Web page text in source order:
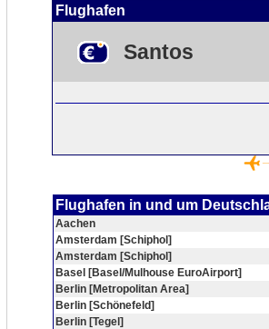
Flughafen
Santos
Flughafen in und um
Aachen
Amsterdam [Schiphol]
Amsterdam [Schiphol]
Basel [Basel/Mulhouse EuroAirport]
Berlin [Metropolitan Area]
Berlin [Schönefeld]
Berlin [Tegel]